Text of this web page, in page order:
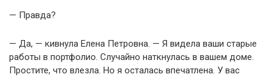
— Правда?
— Да, — кивнула Елена Петровна. — Я видела ваши старые
работы в портфолио. Случайно наткнулась в вашем доме.
Простите, что влезла. Но я осталась впечатлена. У вас